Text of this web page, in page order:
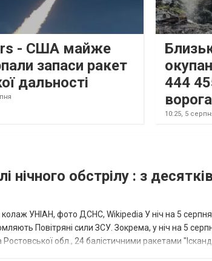
- США майже
запаси ракет
дальності
444
10:25, 5
нічного обстрілу : з
УНІАН, фото ДСНС, Wikipedia У ніч на 5
Повітряні сили ЗСУ. Зокрема, у ніч на 5
обл., 24 балістичними ракетами